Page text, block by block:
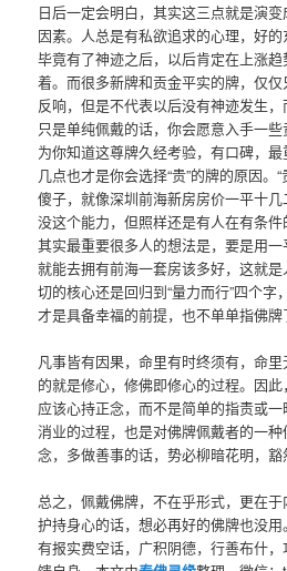
日后一定会明白，其实这三点就是演
因素。人总是有私欲追求的心理，好的
毕竟有了神迹之后，以后肯定在上涨趋
着。而很多新牌和贡金平实的牌，仅
反响，但是不代表以后没有神迹发生
只是单纯佩戴的话，你会愿意入手一些
为你知道这尊牌久经考验，有口碑，
几点也才是你会选择“贵”的牌的原因。
傻子，就像深圳前海新房房价一平十
没这个能力，但照样还是有人在有条件
其实最重要很多人的想法是，要是用
就能去拥有前海一套房该多好，这就
切的核心还是回归到“量力而行”四个字
才是具备幸福的前提，也不单单指佛牌
凡事皆有因果，命里有时终须有，命
的就是修心，修佛即修心的过程。因
应该心持正念，而不是简单的指责或
消业的过程，也是对佛牌佩戴者的一
念，多做善事的话，势必柳暗花明，豁
总之，佩戴佛牌，不在乎形式，更在
护持身心的话，想必再好的佛牌也没
有报实费空话，广积阴德，行善布什